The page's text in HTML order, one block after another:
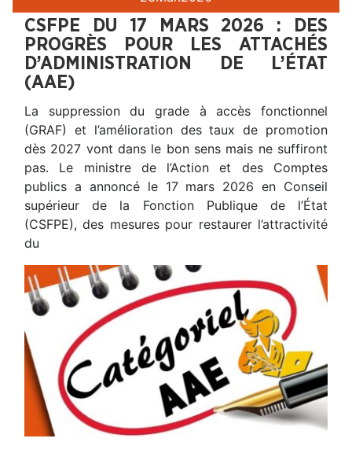
CSFPE DU 17 MARS 2026 : DES
PROGRÈS POUR LES ATTACHÉS
D’ADMINISTRATION DE L’ÉTAT
(AAE)
La suppression du grade à accès fonctionnel
(GRAF) et l’amélioration des taux de promotion
dès 2027 vont dans le bon sens mais ne suffiront
pas. Le ministre de l’Action et des Comptes
publics a annoncé le 17 mars 2026 en Conseil
supérieur de la Fonction Publique de l’État
(CSFPE), des mesures pour restaurer l’attractivité
du